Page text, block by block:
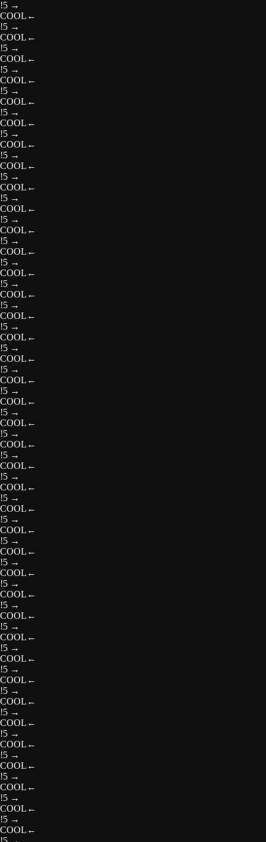
!5 →
COOL ←
!5 →
COOL ←
!5 →
COOL ←
!5 →
COOL ←
!5 →
COOL ←
!5 →
COOL ←
!5 →
COOL ←
!5 →
COOL ←
!5 →
COOL ←
!5 →
COOL ←
!5 →
COOL ←
!5 →
COOL ←
!5 →
COOL ←
!5 →
COOL ←
!5 →
COOL ←
!5 →
COOL ←
!5 →
COOL ←
!5 →
COOL ←
!5 →
COOL ←
!5 →
COOL ←
!5 →
COOL ←
!5 →
COOL ←
!5 →
COOL ←
!5 →
COOL ←
!5 →
COOL ←
!5 →
COOL ←
!5 →
COOL ←
!5 →
COOL ←
!5 →
COOL ←
!5 →
COOL ←
!5 →
COOL ←
!5 →
COOL ←
!5 →
COOL ←
!5 →
COOL ←
!5 →
COOL ←
!5 →
COOL ←
!5 →
COOL ←
!5 →
COOL ←
!5 →
COOL ←